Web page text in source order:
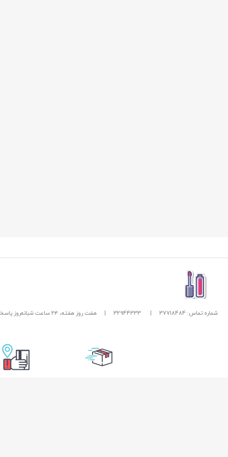
شماره تماس: 37718484 |
32944333
| هفت روز هفته، ۲۴ ساعت شبانه‌روز پاسخگوی شما هستیم.